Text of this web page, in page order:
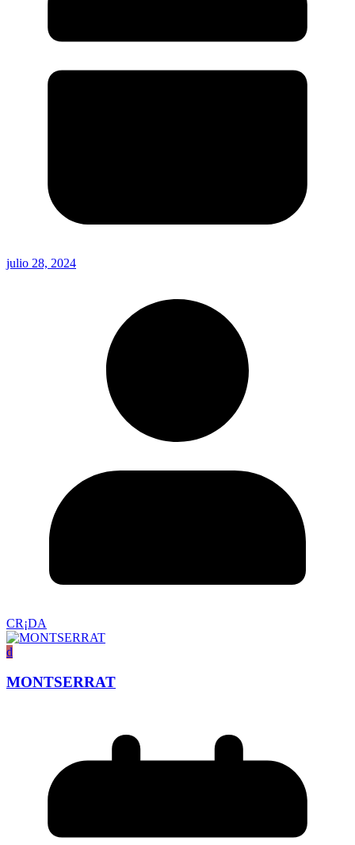
julio 28, 2024
CR¡DA
d
MONTSERRAT